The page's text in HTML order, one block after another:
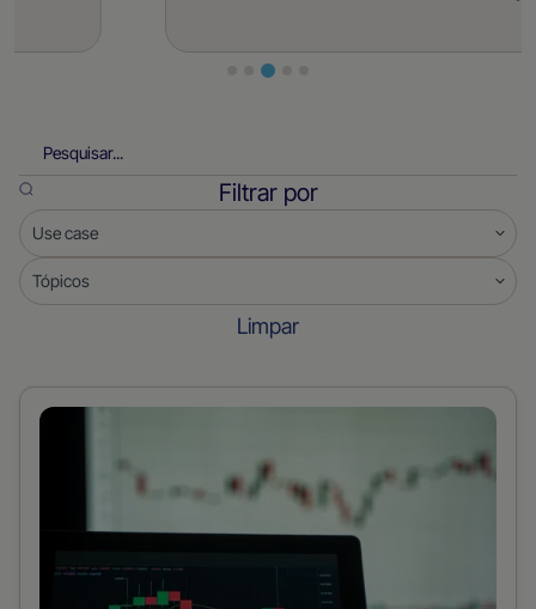
digital de hoje.
Filtrar por
Limpar